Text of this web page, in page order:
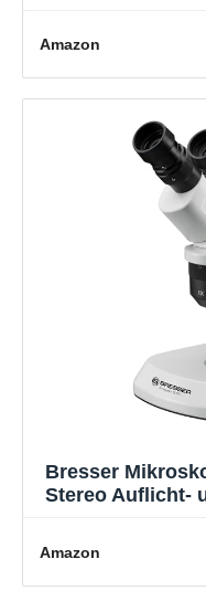
für Foto Video
mit 3*Objektive
Amazon
Bresser
Stereo Auflicht-
Amazon